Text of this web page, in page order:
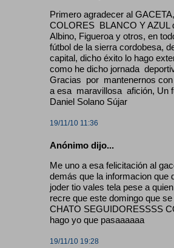
Primero agradecer al
COLORES BLANCO Y AZUL
Albino, Figueroa y otros, en
fútbol de la sierra cordobesa,
capital, dicho éxito lo hago
como he dicho jornada
Gracias por mantenernos con
a esa maravillosa afición, Un
Daniel Solano Sújar
19/11/10 11:36
Anónimo dijo...
Me uno a esa felicitación al
demás que la informacion que
joder tio vales tela pese a
recre que este domingo que
CHATO SEGUIDORESSSS
hago yo que pasaaaaaa
19/11/10 19:28